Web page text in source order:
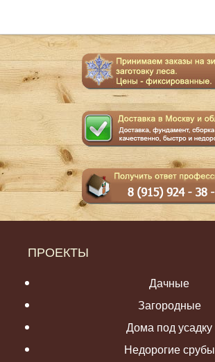
ПРОЕКТЫ
Дачные
Загородные
Дома под усадку
Недорогие срубы